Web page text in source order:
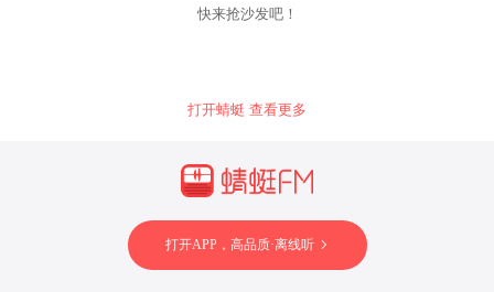
快来抢沙发吧！
打开蜻蜓 查看更多
打开APP，高品质·离线听